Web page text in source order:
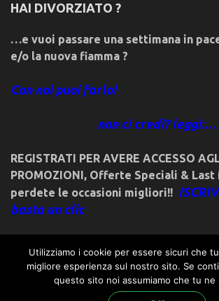
HAI DIVORZIATO ?
…e vuoi passare una settimana in
e/o la nuova fiamma ?
Con noi puoi farlo!
non ci credi? leggi:…
REGISTRATI PER AVERE ACCESSO
PROMOZIONI, Offerte Speciali &
perdete le occasioni migliori!!
basta un clic
© 2018friulivg.it. -*- By
admin@st-george-
Utilizziamo i cookie per essere sicuri che
migliore esperienza sul nostro sito. Se
questo sito noi assumiamo che tu ne